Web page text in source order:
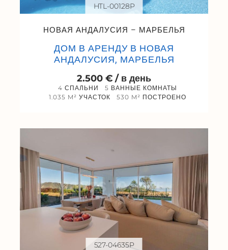
НОВАЯ АНДАЛУСИЯ – МАРБЕЛЬЯ
ДОМ В АРЕНДУ В НОВАЯ
АНДАЛУСИЯ, МАРБЕЛЬЯ
2.500 € / в день
4 СПАЛЬНИ
5 ВАННЫЕ КОМНАТЫ
1.035 M² УЧАСТОК
530 M² ПОСТРОЕНО
HTL-00128P
527-04635P